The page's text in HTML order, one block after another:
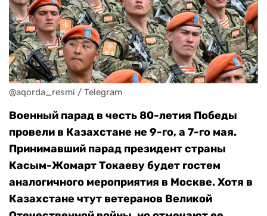
@aqorda_resmi / Telegram
Военный парад в честь 80-летия Победы
провели в Казахстане не 9-го, а 7-го мая.
Принимавший парад президент страны
Касым-Жомарт Токаеву будет гостем
аналогичного мероприятия в Москве. Хотя в
Казахстане чтут ветеранов Великой